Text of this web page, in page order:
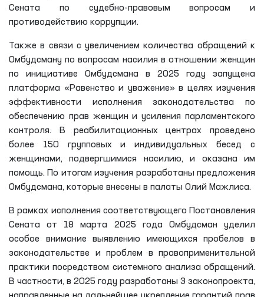
Сената по судебно-правовым вопросам и
противодействию коррупции.
Также в связи с увеличением количества обращений к
Омбудсману по вопросам насилия в отношении женщин
по инициативе Омбудсмана в 2025 году запущена
платформа «Равенство и уважение» в целях изучения
эффективности исполнения законодательства по
обеспечению прав женщин и усиления парламентского
контроля. В реабилитационных центрах проведено
более 150 групповых и индивидуальных бесед с
женщинами, подвергшимися насилию, и оказана им
помощь. По итогам изучения разработаны предложения
Омбудсмана, которые внесены в палаты Олий Мажлиса.
В рамках исполнения соответствующего Постановления
Сената от 18 марта 2025 года Омбудсман уделил
особое внимание выявлению имеющихся пробелов в
законодательстве и проблем в правоприменительной
практики посредством системного анализа обращений.
В частности, в 2025 году разработаны 3 законопроекта,